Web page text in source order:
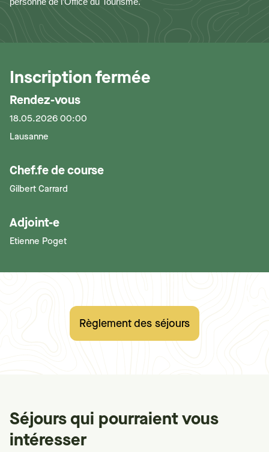
Inscription fermée
Rendez-vous
18.05.2026 00:00
Lausanne
Chef.fe de course
Gilbert Carrard
Adjoint-e
Etienne Poget
Règlement des séjours
Séjours qui pourraient vous
intéresser